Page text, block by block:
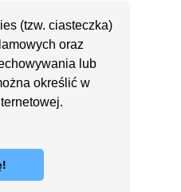
(tzw. ciasteczka)
oraz
lub
określić w